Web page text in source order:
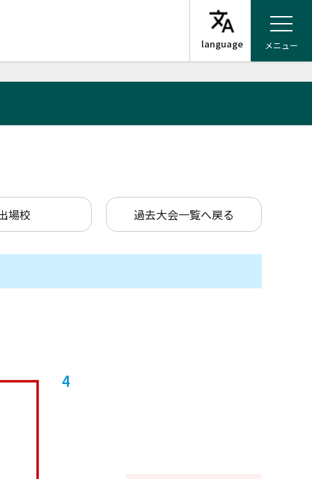
メニュー
場校 過去大会一覧へ戻る
4